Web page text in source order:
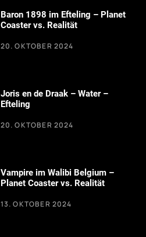
Baron 1898 im Efteling – Planet
Coaster vs. Realität
20. OKTOBER 2024
Joris en de Draak – Water –
Efteling
20. OKTOBER 2024
Vampire im Walibi Belgium –
Planet Coaster vs. Realität
13. OKTOBER 2024